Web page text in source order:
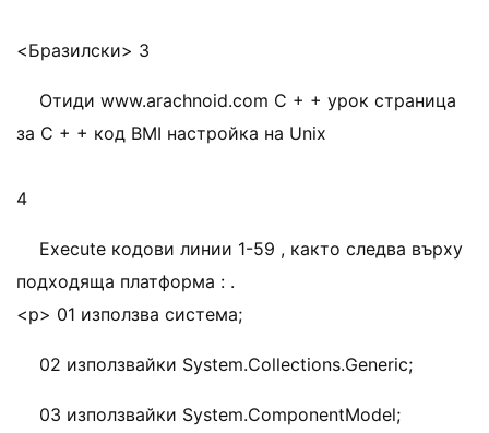
<Бразилски> 3
Отиди www.arachnoid.com C + + урок страница
за C + + код BMI настройка на Unix
4
Execute кодови линии 1-59 , както следва върху
подходяща платформа : .
<р> 01 използва система;
02 използвайки System.Collections.Generic;
03 използвайки System.ComponentModel;